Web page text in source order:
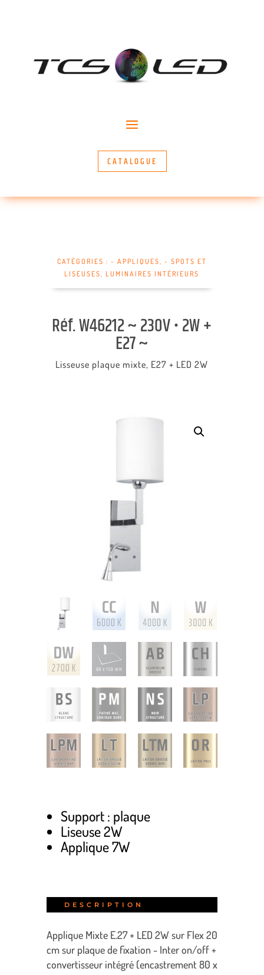
CATALOGUE
CATÉGORIES : ~ APPLIQUES, ~ SPOTS ET
LISEUSES,LUMINAIRES INTÉRIEURS
Réf. W46212 ~ 230V • 2W +
E27 ~
Lisseuse plaque mixte, E27 + LED 2W
Support : plaque
Liseuse 2W
Applique 7W
DESCRIPTION
Applique Mixte E.27 + LED 2W sur Flex 20
cm sur plaque de fixation - Inter on/off +
convertisseur intégré (encastrement 80 x